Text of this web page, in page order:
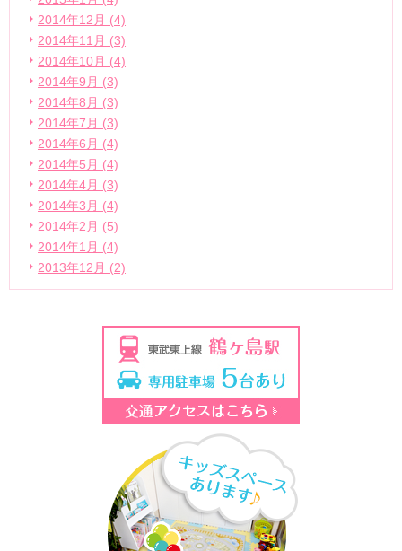
2014年12月 (4)
2014年11月 (3)
2014年10月 (4)
2014年9月 (3)
2014年8月 (3)
2014年7月 (3)
2014年6月 (4)
2014年5月 (4)
2014年4月 (3)
2014年3月 (4)
2014年2月 (5)
2014年1月 (4)
2013年12月 (2)